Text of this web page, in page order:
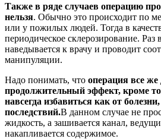
Также в ряде случаев операцию
нельзя. Обычно это происходит по
или у пожилых людей. Тогда в
периодическое склерозирование. Раз
наведывается к врачу и проводит
манипуляции.
Надо понимать, что операция все же
продолжительный эффект, кроме
навсегда избавиться как от
последствий.В данном случае не
жидкость, а зашивается канал,
накапливается содержимое.